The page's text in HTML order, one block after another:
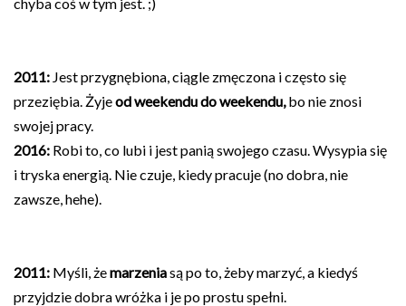
2011: Jest przygnębiona, ciągle zmęczona i często się
przeziębia. Żyjeod weekendu do weekendu,bo nie znosi
swojej pracy.
2016: Robi to, co lubi i jest panią swojego czasu. Wysypia się
i tryska energią. Nie czuje, kiedy pracuje (no dobra, nie
zawsze, hehe).
2011: Myśli, żemarzeniasą po to, żeby marzyć, a kiedyś
przyjdzie dobra wróżka i je po prostu spełni.